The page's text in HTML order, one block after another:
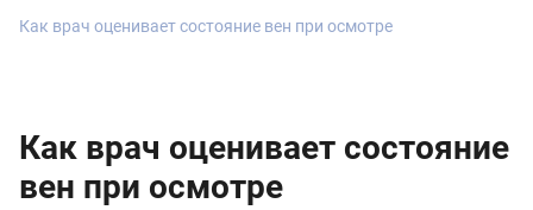
Как врач оценивает состояние вен при осмотре
Как врач оценивает состояние
вен при осмотре